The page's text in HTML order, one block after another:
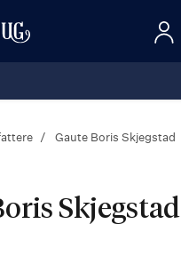
Gaute Boris Skjegstad
Skjegstad